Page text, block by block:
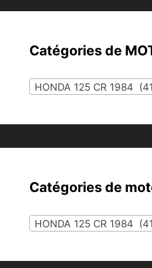
Catégories de
HONDA 125 CR 1984
Catégories de
HONDA 125 CR 1984